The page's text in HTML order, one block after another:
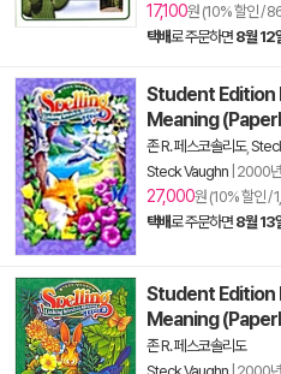
17,100원 (10% 할인 /
택배로 주문하면 8월 12
Student Edition
Meaning
존 R. 페스코솔리도,
Steck Vaughn 2000
27,000원 (10% 할인 /
택배로 주문하면 8월 13
Student Edition
Meaning
존 R. 페스코솔리도